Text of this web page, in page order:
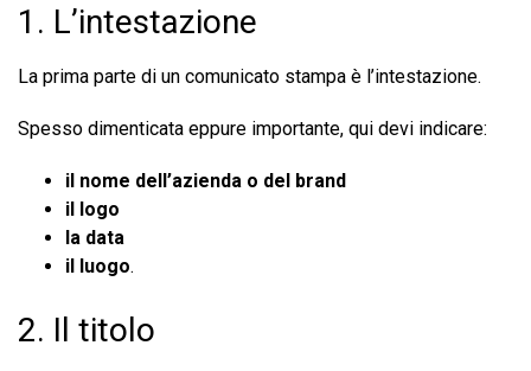
1. L’intestazione
La prima parte di un comunicato stampa è l’intestazione.
Spesso dimenticata eppure importante, qui devi indicare:
il nome dell’azienda o del brand
il logo
la data
il luogo.
2. Il titolo